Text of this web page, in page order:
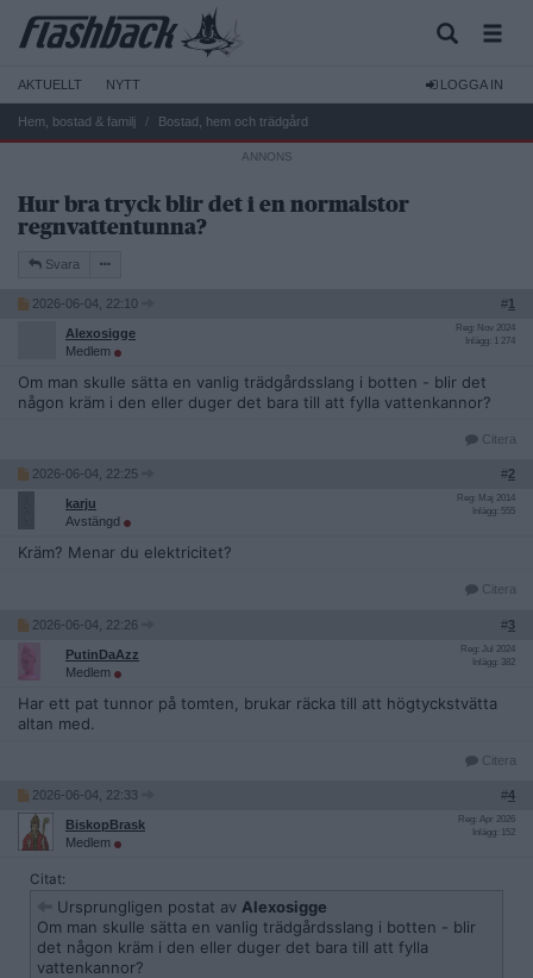
AKTUELLT NYTT LOGGA IN
Hem, bostad & familj Bostad, hem och trädgård
Hur bra tryck blir det i en normalstor
regnvattentunna?
Svara
2026-06-04, 22:10 #1
Alexosigge
Medlem
Reg: Nov 2024
Inlägg: 1 274
Om man skulle sätta en vanlig trädgårdsslang i botten - blir det
någon kräm i den eller duger det bara till att fylla vattenkannor?
Citera
2026-06-04, 22:25 #2
karju
Avstängd
Reg: Maj 2014
Inlägg: 555
Kräm? Menar du elektricitet?
Citera
2026-06-04, 22:26 #3
PutinDaAzz
Medlem
Reg: Jul 2024
Inlägg: 382
Har ett pat tunnor på tomten, brukar räcka till att högtyckstvätta
altan med.
Citera
2026-06-04, 22:33 #4
BiskopBrask
Medlem
Reg: Apr 2026
Inlägg: 152
Citat:
Ursprungligen postat av Alexosigge
Om man skulle sätta en vanlig trädgårdsslang i botten - blir
det någon kräm i den eller duger det bara till att fylla
vattenkannor?